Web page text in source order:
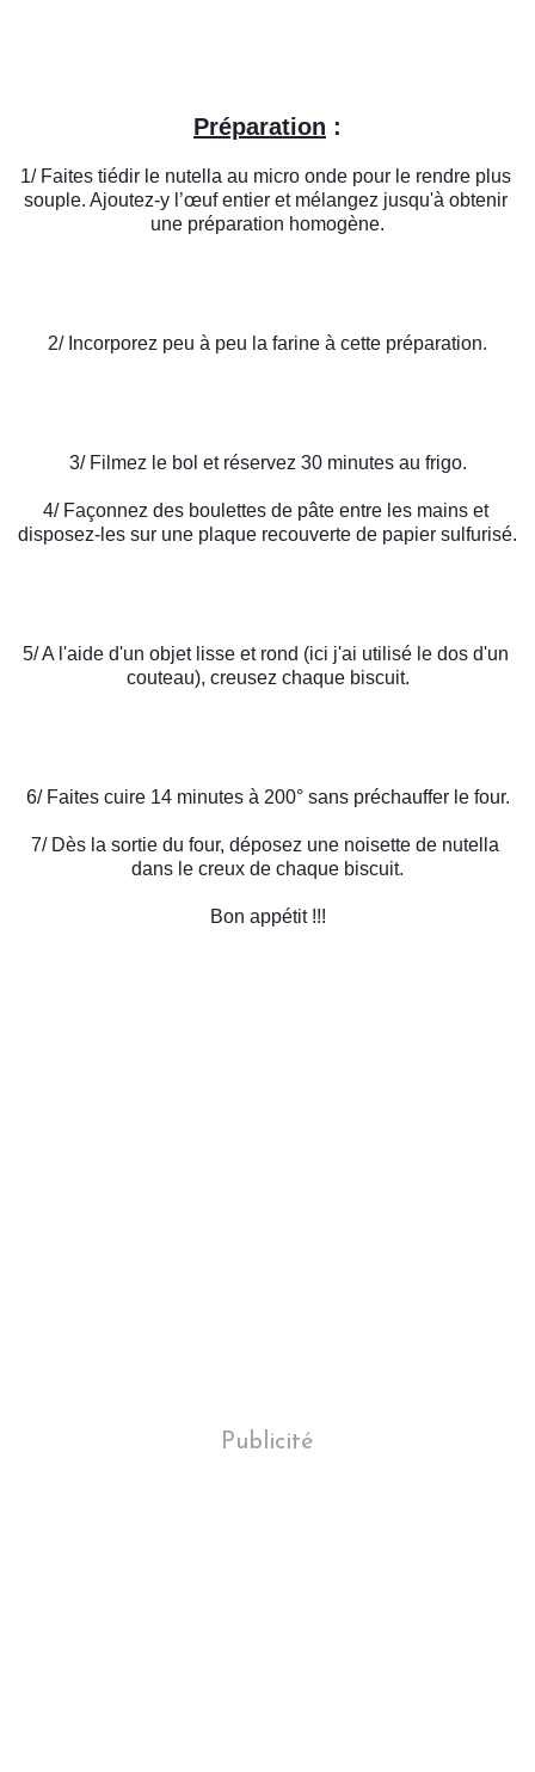
Préparation :
1/ Faites tiédir le nutella au micro onde pour le rendre plus
souple. Ajoutez-y l’œuf entier et mélangez jusqu'à obtenir
une préparation homogène.
2/ Incorporez peu à peu la farine à cette préparation.
3/ Filmez le bol et réservez 30 minutes au frigo.
4/ Façonnez des boulettes de pâte entre les mains et
disposez-les sur une plaque recouverte de papier sulfurisé.
5/ A l'aide d'un objet lisse et rond (ici j'ai utilisé le dos d'un
couteau), creusez chaque biscuit.
6/ Faites cuire 14 minutes à 200° sans préchauffer le four.
7/ Dès la sortie du four, déposez une noisette de nutella
dans le creux de chaque biscuit.
Bon appétit !!!
Publicité